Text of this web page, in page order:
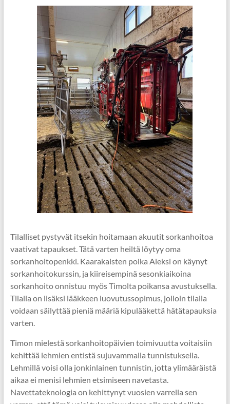
Tilalliset pystyvät itsekin hoitamaan akuutit sorkanhoitoa
vaativat tapaukset. Tätä varten heiltä löytyy oma
sorkanhoitopenkki. Kaarakaisten poika Aleksi on käynyt
sorkanhoitokurssin, ja kiireisempinä sesonkiaikoina
sorkanhoito onnistuu myös Timolta poikansa avustuksella.
Tilalla on lisäksi lääkkeen luovutussopimus, jolloin tilalla
voidaan säilyttää pieniä määriä kipulääkettä hätätapauksia
varten.
Timon mielestä sorkanhoitopäivien toimivuutta voitaisiin
kehittää lehmien entistä sujuvammalla tunnistuksella.
Lehmillä voisi olla jonkinlainen tunnistin, jotta ylimääräistä
aikaa ei menisi lehmien etsimiseen navetasta.
Navettateknologia on kehittynyt vuosien varrella sen